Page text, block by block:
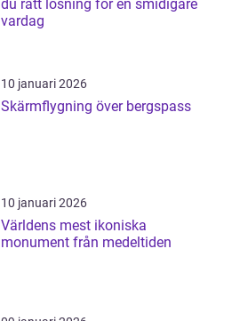
du rätt lösning för en smidigare
vardag
10 januari 2026
Skärmflygning över bergspass
10 januari 2026
Världens mest ikoniska
monument från medeltiden